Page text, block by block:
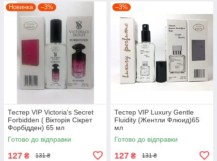
Новинка –3%
Тестер VIP Victoria's Secret
Forbidden ( Вікторія Сікрет
Форбідден) 65 мл
Готово до відправки
127 ₴ 131 ₴
–3%
Тестер VIP Luxury Gentle
Fluidity (Жентли Флюид)65
мл
Готово до відправки
127 ₴ 131 ₴